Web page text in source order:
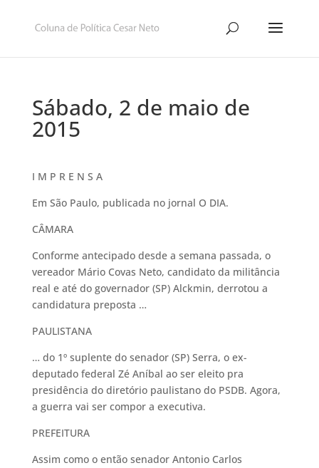
Sábado, 2 de maio de
2015
I M P R E N S A
Em São Paulo, publicada no jornal O DIA.
CÂMARA
Conforme antecipado desde a semana passada, o
vereador Mário Covas Neto, candidato da militância
real e até do governador (SP) Alckmin, derrotou a
candidatura preposta …
PAULISTANA
… do 1º suplente do senador (SP) Serra, o ex-
deputado federal Zé Aníbal ao ser eleito pra
presidência do diretório paulistano do PSDB. Agora,
a guerra vai ser compor a executiva.
PREFEITURA
Assim como o então senador Antonio Carlos